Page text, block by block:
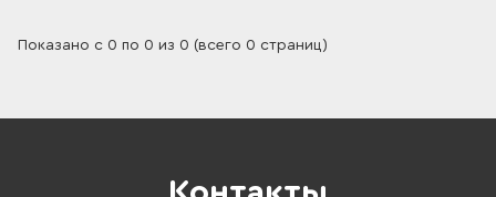
Показано с 0 по 0 из 0 (всего 0 страниц)